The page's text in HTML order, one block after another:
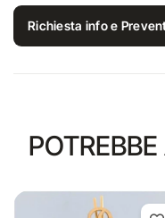
Richiesta info e